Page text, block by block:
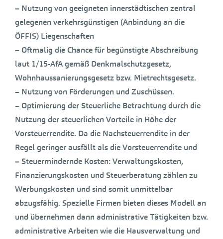
– Nutzung von geeigneten innerstädtischen zentral
gelegenen verkehrsgünstigen (Anbindung an die
ÖFFIS) Liegenschaften
– Oftmalig die Chance für begünstigte Abschreibung
laut 1/15-AfA gemäß Denkmalschutzgesetz,
Wohnhaussanierungsgesetz bzw. Mietrechtsgesetz.
– Nutzung von Förderungen und Zuschüssen.
– Optimierung der Steuerliche Betrachtung durch die
Nutzung der steuerlichen Vorteile in Höhe der
Vorsteuerrendite. Da die Nachsteuerrendite in der
Regel geringer ausfällt als die Vorsteuerrendite und
– Steuermindernde Kosten: Verwaltungskosten,
Finanzierungskosten und Steuerberatung zählen zu
Werbungskosten und sind somit unmittelbar
abzugsfähig. Spezielle Firmen bieten dieses Modell an
und übernehmen dann administrative Tätigkeiten bzw.
administrative Arbeiten wie die Hausverwaltung und